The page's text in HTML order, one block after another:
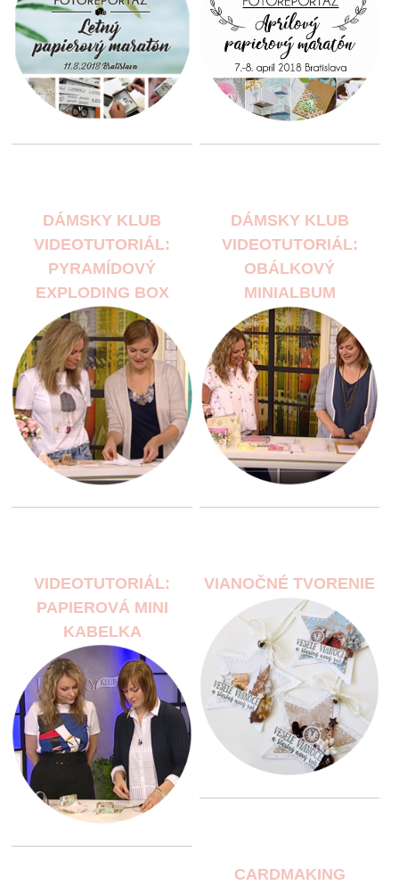
DÁMSKY KLUB
VIDEOTUTORIÁL:
PYRAMÍDOVÝ
EXPLODING BOX
DÁMSKY KLUB
VIDEOTUTORIÁL:
OBÁLKOVÝ
MINIALBUM
VIDEOTUTORIÁL:
PAPIEROVÁ MINI
KABELKA
VIANOČNÉ TVORENIE
CARDMAKING